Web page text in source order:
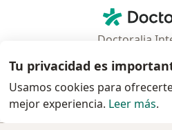
Doctoralia
08019
Tu privacidad es
Usamos cookies para
mejor experiencia. Leer más.